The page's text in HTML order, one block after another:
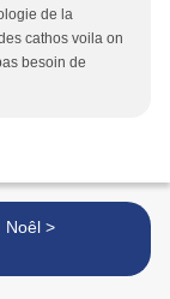
de la
cathos voila on
besoin de
Noêl >